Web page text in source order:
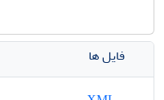
فایل ها